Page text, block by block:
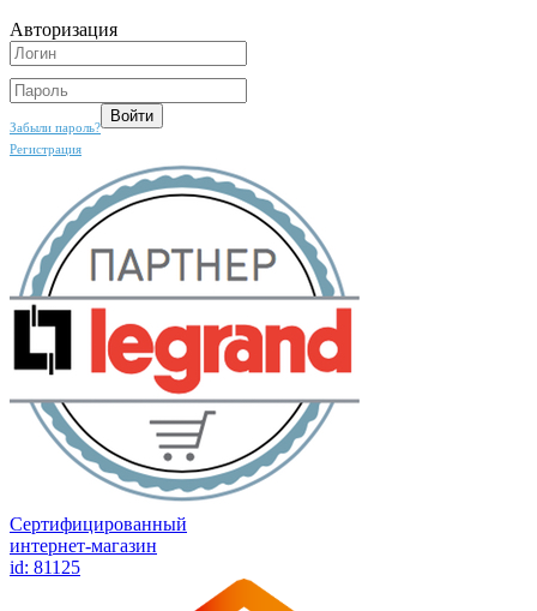
Авторизация
Забыли пароль?
Регистрация
Сертифицированный
интернет-магазин
id: 81125